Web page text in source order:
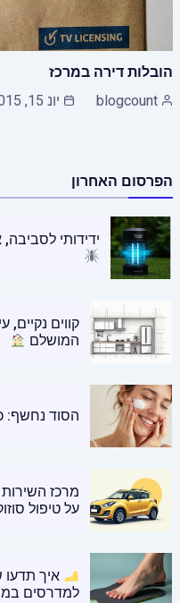
הובלות דירה במרכז
blogcount יונ 15, 2015
הפרסום האחרון
ידידותי
קווים
המושלם
הסוד נחשף:
מרכז
על טיפול
איך תדעו
למדרסים